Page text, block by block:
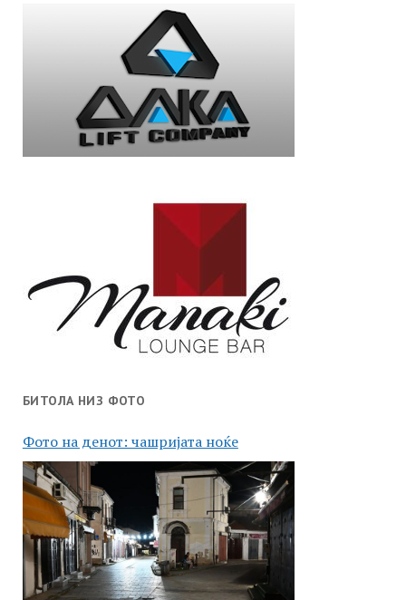
БИТОЛА НИЗ ФОТО
Фото на денот: чашријата ноќе